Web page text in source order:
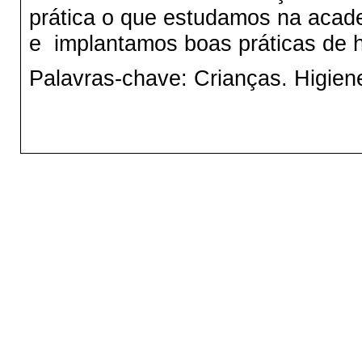
prática o que estudamos na
e implantamos boas práticas de
Palavras-chave: Crianças.